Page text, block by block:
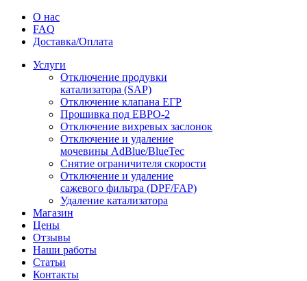
О нас
FAQ
Доставка/Оплата
Услуги
Отключение продувки
катализатора (SAP)
Отключение клапана ЕГР
Прошивка под ЕВРО-2
Отключение вихревых заслонок
Отключение и удаление
мочевины AdBlue/BlueTec
Снятие ограничителя скорости
Отключение и удаление
сажевого фильтра (DPF/FAP)
Удаление катализатора
Магазин
Цены
Отзывы
Наши работы
Статьи
Контакты